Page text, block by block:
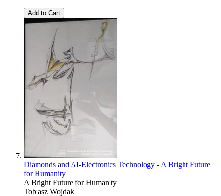
Add to Cart
Diamonds and AI-Electronics Technology - A Bright Future
for Humanity
A Bright Future for Humanity
Tobiasz Wojdak